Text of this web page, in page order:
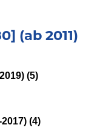
(ab 2011)
(5)
(4)